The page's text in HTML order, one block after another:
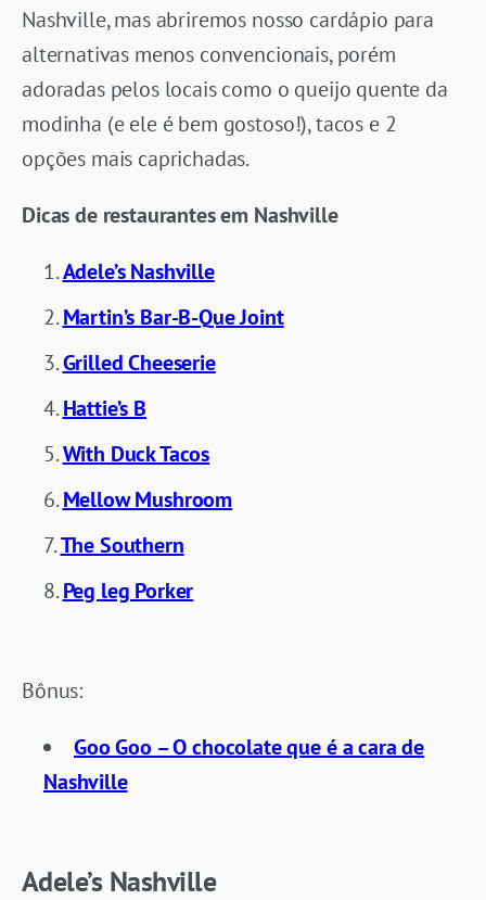
Nashville, mas abriremos nosso cardápio para
alternativas menos convencionais, porém
adoradas pelos locais como o queijo quente da
modinha (e ele é bem gostoso!), tacos e 2
opções mais caprichadas.
Dicas de restaurantes em Nashville
Adele’s Nashville
Martin’s Bar-B-Que Joint
Grilled Cheeserie
Hattie’s B
With Duck Tacos
Mellow Mushroom
The Southern
Peg leg Porker
Bônus:
Goo Goo – O chocolate que é a cara de
Nashville
Adele’s Nashville